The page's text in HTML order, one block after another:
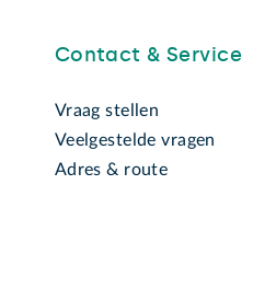
Contact & Service
Vraag stellen
Veelgestelde vragen
Adres & route